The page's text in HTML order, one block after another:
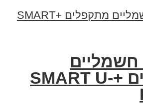
חשמליים
מתקפלים +SMART U-